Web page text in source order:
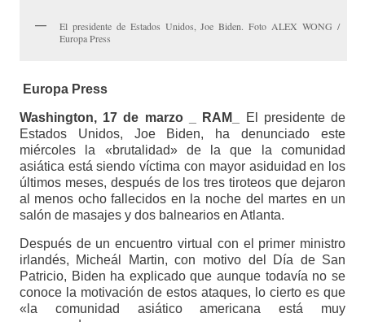
El presidente de Estados Unidos, Joe Biden. Foto ALEX WONG /
Europa Press
Europa Press
Washington, 17 de marzo _ RAM_
El presidente de
Estados Unidos, Joe Biden, ha denunciado este
miércoles la «brutalidad» de la que la comunidad
asiática está siendo víctima con mayor asiduidad en los
últimos meses, después de los tres tiroteos que dejaron
al menos ocho fallecidos en la noche del martes en un
salón de masajes y dos balnearios en Atlanta.
Después de un encuentro virtual con el primer ministro
irlandés, Micheál Martin, con motivo del Día de San
Patricio, Biden ha explicado que aunque todavía no se
conoce la motivación de estos ataques, lo cierto es que
«la comunidad asiático americana está muy